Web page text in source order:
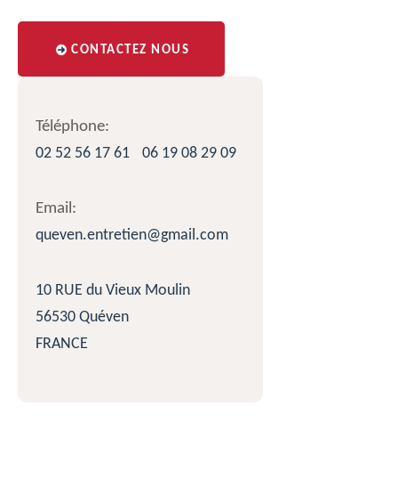
CONTACTEZ NOUS
Téléphone:
02 52 56 17 61
06 19 08 29 09
Email:
queven.entretien@gmail.com
10 RUE du Vieux Moulin
56530 Quéven
FRANCE